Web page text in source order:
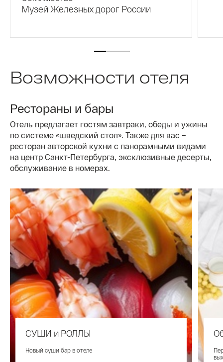
Музей Железных дорог России
Возможности отеля
Рестораны и бары
Отель предлагает гостям завтраки, обеды и ужины
по системе «шведский стол». Также для вас –
ресторан авторской кухни с панорамными видами
на центр Санкт-Петербурга, эксклюзивные десерты,
обслуживание в номерах.
СУШИ и РОЛЛЫ
Новый суши бар в отеле